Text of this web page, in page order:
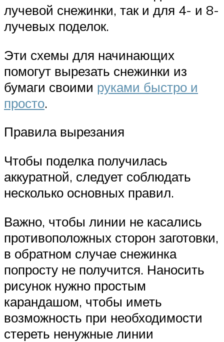
лучевой снежинки, так и для 4- и 8-
лучевых поделок.
Эти схемы для начинающих
помогут вырезать снежинки из
бумаги своими руками быстро и
просто.
Правила вырезания
Чтобы поделка получилась
аккуратной, следует соблюдать
несколько основных правил.
Важно, чтобы линии не касались
противоположных сторон заготовки,
в обратном случае снежинка
попросту не получится. Наносить
рисунок нужно простым
карандашом, чтобы иметь
возможность при необходимости
стереть ненужные линии